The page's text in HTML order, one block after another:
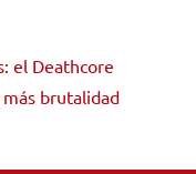
el Deathcore
brutalidad